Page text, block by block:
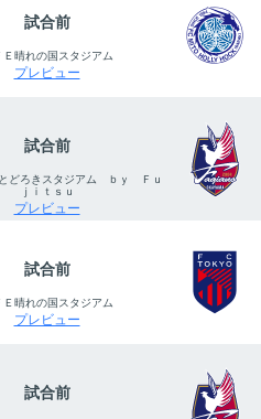
試合前
Ｅ晴れの国スタジアム
プレビュー
試合前
とどろきスタジアム ｂｙ Ｆｕ
ｊｉｔｓｕ
プレビュー
試合前
Ｅ晴れの国スタジアム
プレビュー
試合前